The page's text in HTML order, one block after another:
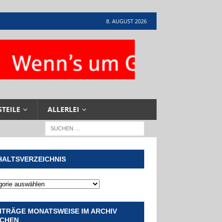
8. AUGUST 2026
ALLERLEI
MONATSWEISE IM ARCHIV